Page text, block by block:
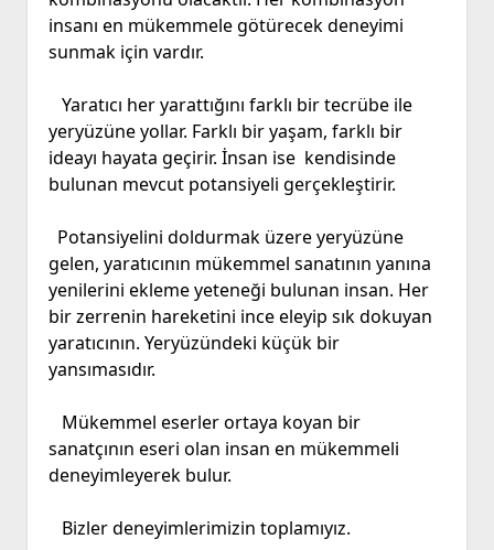
insanı en mükemmele götürecek deneyimi
sunmak için vardır.
Yaratıcı her yarattığını farklı bir tecrübe ile
yeryüzüne yollar. Farklı bir yaşam, farklı bir
ideayı hayata geçirir. İnsan ise kendisinde
bulunan mevcut potansiyeli gerçekleştirir.
Potansiyelini doldurmak üzere yeryüzüne
gelen, yaratıcının mükemmel sanatının yanına
yenilerini ekleme yeteneği bulunan insan. Her
bir zerrenin hareketini ince eleyip sık dokuyan
yaratıcının. Yeryüzündeki küçük bir
yansımasıdır.
Mükemmel eserler ortaya koyan bir
sanatçının eseri olan insan en mükemmeli
deneyimleyerek bulur.
Bizler deneyimlerimizin toplamıyız.